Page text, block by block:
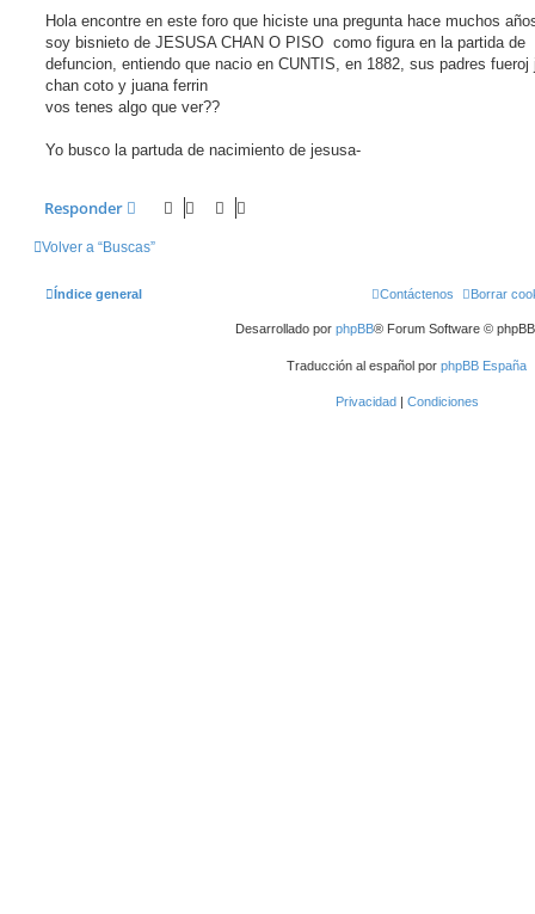
n
a
j
Hola encontre en este foro que hiciste una pregunta hace muchos
soy bisnieto de JESUSA CHAN O PISO como figura en la partida de
defuncion, entiendo que nacio en CUNTIS, en 1882, sus padres fueroj
chan coto y juana ferrin
vos tenes algo que ver??
Yo busco la partuda de nacimiento de jesusa-
Responder
Volver a “Buscas”
Índice general Borrar
Contáctenos
Desarrollado por phpBB® Forum Software ©
Traducción al español por phpBB España
Privacidad Condiciones